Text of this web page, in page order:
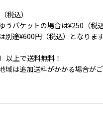
税込）
うパケットの場合は¥250（税込
途¥600円（税込）となります
以上で送料無料！
域は追加送料がかかる場合がご